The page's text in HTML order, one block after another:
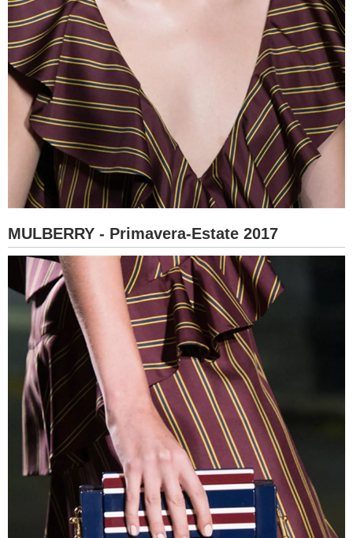
MULBERRY - Primavera-Estate 2017